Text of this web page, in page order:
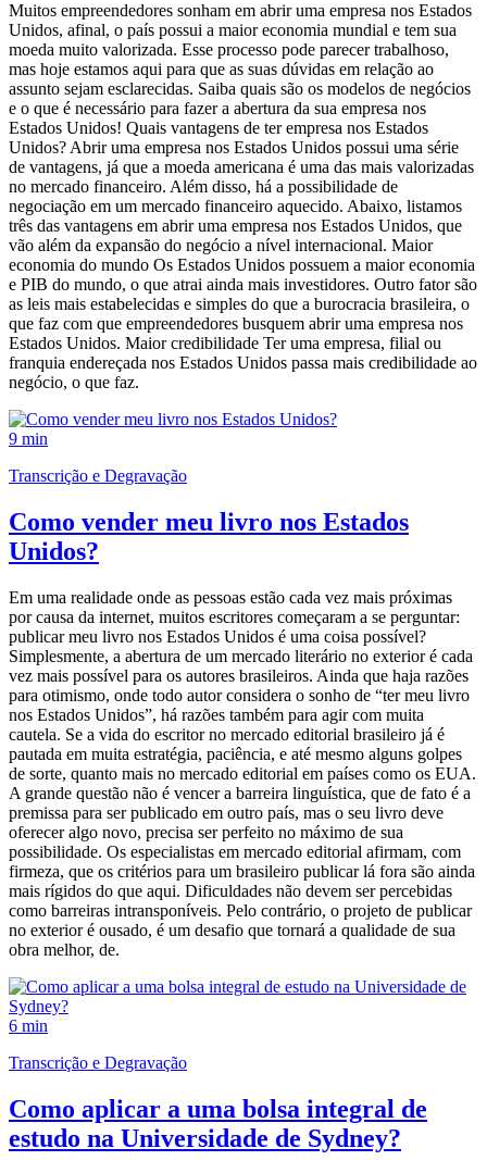
Muitos empreendedores sonham em abrir uma empresa nos Estados
Unidos, afinal, o país possui a maior economia mundial e tem sua
moeda muito valorizada. Esse processo pode parecer trabalhoso,
mas hoje estamos aqui para que as suas dúvidas em relação ao
assunto sejam esclarecidas. Saiba quais são os modelos de negócios
e o que é necessário para fazer a abertura da sua empresa nos
Estados Unidos! Quais vantagens de ter empresa nos Estados
Unidos? Abrir uma empresa nos Estados Unidos possui uma série
de vantagens, já que a moeda americana é uma das mais valorizadas
no mercado financeiro. Além disso, há a possibilidade de
negociação em um mercado financeiro aquecido. Abaixo, listamos
três das vantagens em abrir uma empresa nos Estados Unidos, que
vão além da expansão do negócio a nível internacional. Maior
economia do mundo Os Estados Unidos possuem a maior economia
e PIB do mundo, o que atrai ainda mais investidores. Outro fator são
as leis mais estabelecidas e simples do que a burocracia brasileira, o
que faz com que empreendedores busquem abrir uma empresa nos
Estados Unidos. Maior credibilidade Ter uma empresa, filial ou
franquia endereçada nos Estados Unidos passa mais credibilidade ao
negócio, o que faz.
9 min
Transcrição e Degravação
Como vender meu livro nos Estados
Unidos?
Em uma realidade onde as pessoas estão cada vez mais próximas
por causa da internet, muitos escritores começaram a se perguntar:
publicar meu livro nos Estados Unidos é uma coisa possível?
Simplesmente, a abertura de um mercado literário no exterior é cada
vez mais possível para os autores brasileiros. Ainda que haja razões
para otimismo, onde todo autor considera o sonho de “ter meu livro
nos Estados Unidos”, há razões também para agir com muita
cautela. Se a vida do escritor no mercado editorial brasileiro já é
pautada em muita estratégia, paciência, e até mesmo alguns golpes
de sorte, quanto mais no mercado editorial em países como os EUA.
A grande questão não é vencer a barreira linguística, que de fato é a
premissa para ser publicado em outro país, mas o seu livro deve
oferecer algo novo, precisa ser perfeito no máximo de sua
possibilidade. Os especialistas em mercado editorial afirmam, com
firmeza, que os critérios para um brasileiro publicar lá fora são ainda
mais rígidos do que aqui. Dificuldades não devem ser percebidas
como barreiras intransponíveis. Pelo contrário, o projeto de publicar
no exterior é ousado, é um desafio que tornará a qualidade de sua
obra melhor, de.
6 min
Transcrição e Degravação
Como aplicar a uma bolsa integral de
estudo na Universidade de Sydney?